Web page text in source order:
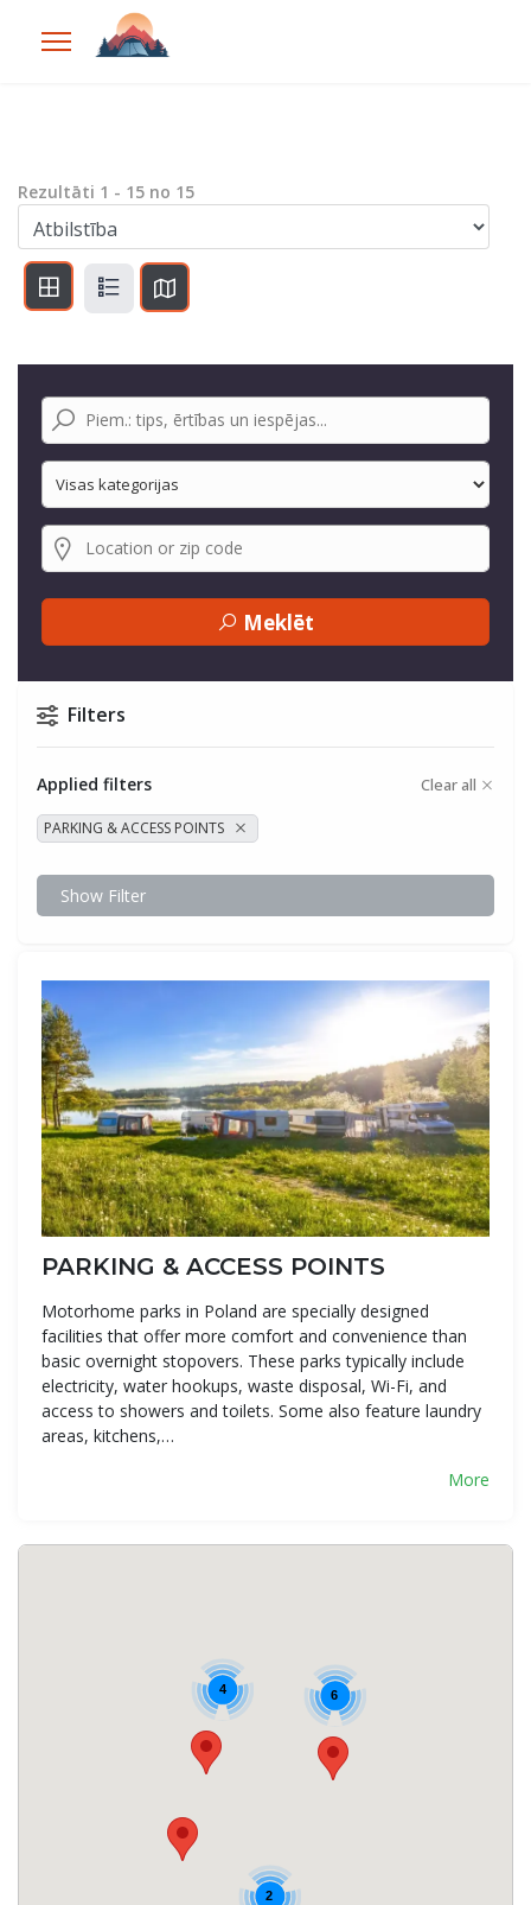
Rezultāti 1 - 15 no 15
Meklēt
Filters
Applied filters Clear all
PARKING & ACCESS POINTS
Show Filter
PARKING & ACCESS POINTS
Motorhome parks in Poland are specially designed
facilities that offer more comfort and convenience than
basic overnight stopovers. These parks typically include
electricity, water hookups, waste disposal, Wi-Fi, and
access to showers and toilets. Some also feature laundry
areas, kitchens,…
More
6
2
4